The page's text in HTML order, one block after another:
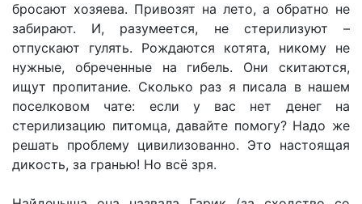
бросают хозяева. Привозят на лето, а обратно не
забирают. И, разумеется, не стерилизуют –
отпускают гулять. Рождаются котята, никому не
нужные, обреченные на гибель. Они скитаются,
ищут пропитание. Сколько раз я писала в нашем
поселковом чате: если у вас нет денег на
стерилизацию питомца, давайте помогу? Надо же
решать проблему цивилизованно. Это настоящая
дикость, за гранью! Но всё зря.